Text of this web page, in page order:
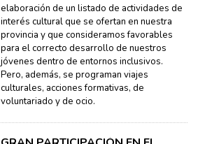
elaboración de un listado de actividades de
interés cultural que se ofertan en nuestra
provincia y que consideramos favorables
para el correcto desarrollo de nuestros
jóvenes dentro de entornos inclusivos.
Pero, además, se programan viajes
culturales, acciones formativas, de
voluntariado y de ocio.